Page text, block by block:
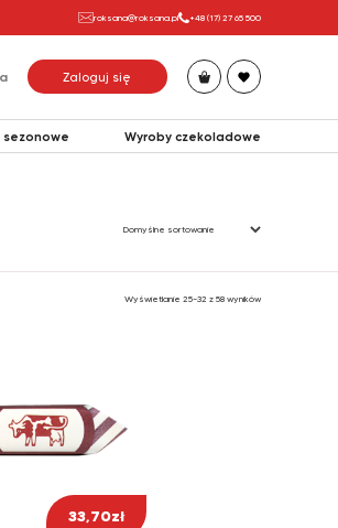
roksana@roksana.pl +48 (17) 27 65 500
Zaloguj się
sezonowe Wyroby czekoladowe
Wyświetlanie 25–32 z 58 wyników
33,70zł